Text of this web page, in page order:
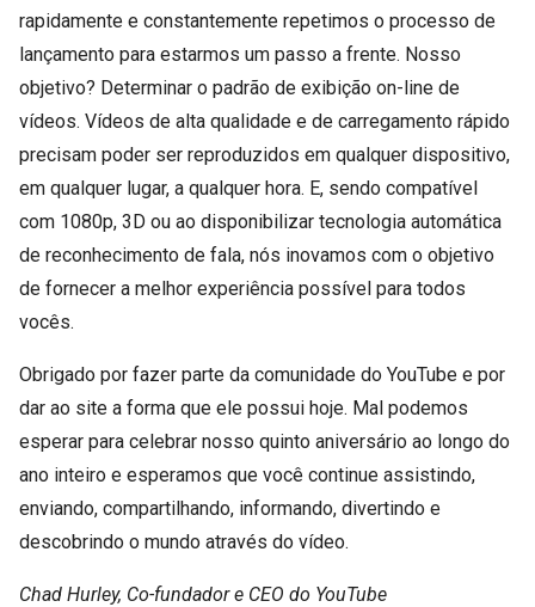
rapidamente e constantemente repetimos o processo de
lançamento para estarmos um passo a frente. Nosso
objetivo? Determinar o padrão de exibição on-line de
vídeos. Vídeos de alta qualidade e de carregamento rápido
precisam poder ser reproduzidos em qualquer dispositivo,
em qualquer lugar, a qualquer hora. E, sendo compatível
com 1080p, 3D ou ao disponibilizar tecnologia automática
de reconhecimento de fala, nós inovamos com o objetivo
de fornecer a melhor experiência possível para todos
vocês.
Obrigado por fazer parte da comunidade do YouTube e por
dar ao site a forma que ele possui hoje. Mal podemos
esperar para celebrar nosso quinto aniversário ao longo do
ano inteiro e esperamos que você continue assistindo,
enviando, compartilhando, informando, divertindo e
descobrindo o mundo através do vídeo.
Chad Hurley, Co-fundador e CEO do YouTube